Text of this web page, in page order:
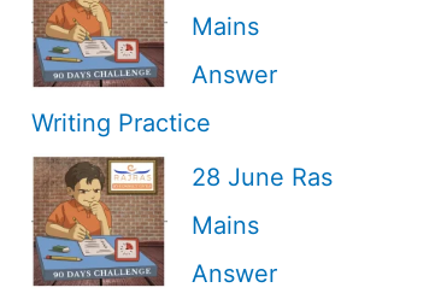
Mains
Answer
Writing Practice
28 June Ras
Mains
Answer